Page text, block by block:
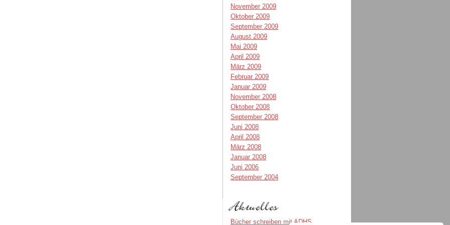
November 2009
Oktober 2009
September 2009
August 2009
Mai 2009
April 2009
März 2009
Februar 2009
Januar 2009
November 2008
Oktober 2008
September 2008
Juni 2008
April 2008
März 2008
Januar 2008
Juni 2006
September 2004
Bücher schreiben mit ADHS